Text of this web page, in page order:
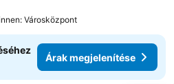
Városközpont
Árak megjelenítése